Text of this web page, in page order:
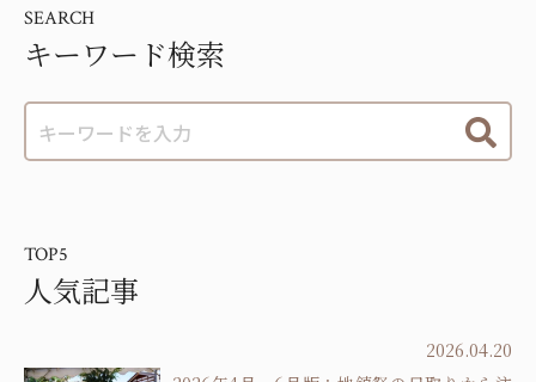
SEARCH
キーワード検索
TOP5
人気記事
2026.04.20